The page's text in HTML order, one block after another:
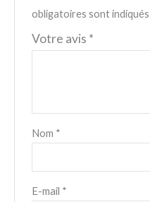
obligatoires sont
Votre avis *
Nom *
E-mail *